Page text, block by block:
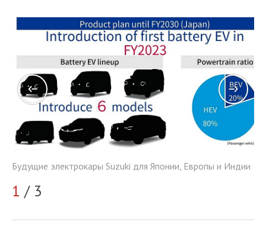
Будущие электрокары Suzuki для Японии, Европы и Индии
1 / 3